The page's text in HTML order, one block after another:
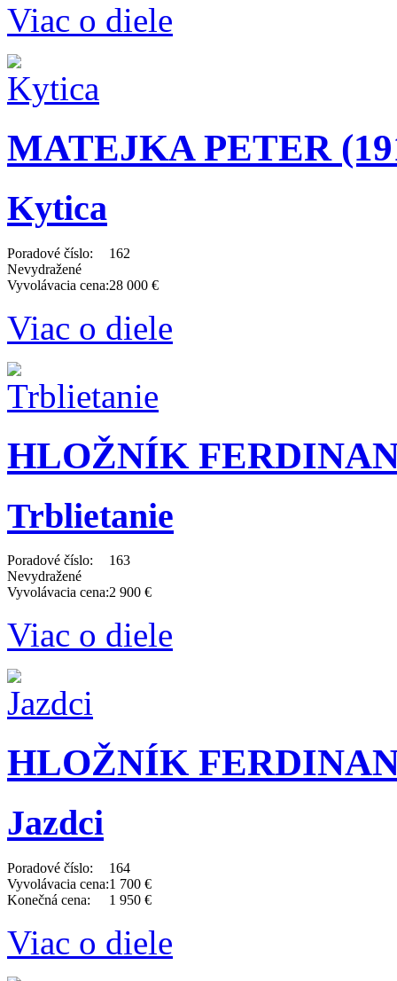
Viac o diele
MATEJKA PETER
Kytica
Poradové číslo:
162
Nevydražené
Vyvolávacia cena:28 000 €
Viac o diele
HLOŽNÍK
Trblietanie
Poradové číslo:
163
Nevydražené
Vyvolávacia cena:2 900 €
Viac o diele
HLOŽNÍK
Jazdci
Poradové číslo:
164
Vyvolávacia cena:1 700 €
Konečná cena:
1 950 €
Viac o diele